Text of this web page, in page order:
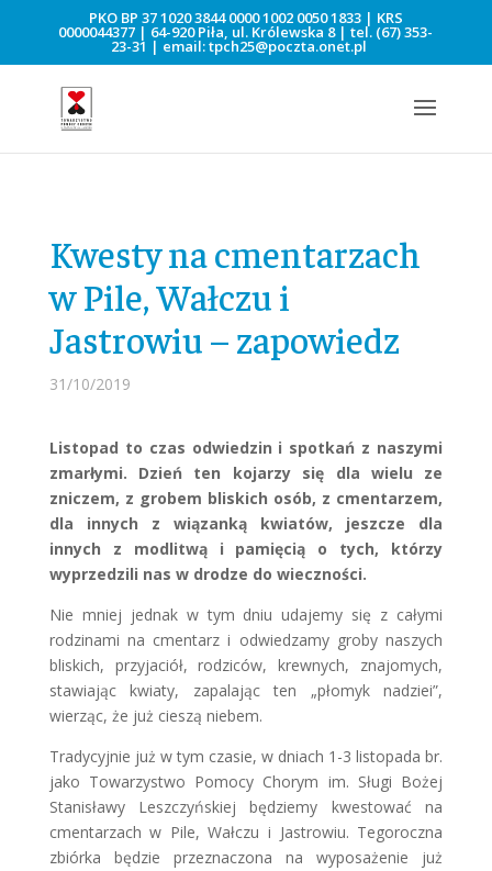
PKO BP 37 1020 3844 0000 1002 0050 1833 | KRS
0000044377 | 64-920 Piła, ul. Królewska 8 | tel. (67) 353-
23-31 | email:tpch25@poczta.onet.pl
Kwesty na cmentarzach
w Pile, Wałczu i
Jastrowiu – zapowiedz
31/10/2019
Listopad to czas odwiedzin i spotkań z naszymi
zmarłymi. Dzień ten kojarzy się dla wielu ze
zniczem, z grobem bliskich osób, z cmentarzem,
dla innych z wiązanką kwiatów, jeszcze dla
innych z modlitwą i pamięcią o tych, którzy
wyprzedzili nas w drodze do wieczności.
Nie mniej jednak w tym dniu udajemy się z całymi
rodzinami na cmentarz i odwiedzamy groby naszych
bliskich, przyjaciół, rodziców, krewnych, znajomych,
stawiając kwiaty, zapalając ten „płomyk nadziei”,
wierząc, że już cieszą niebem.
Tradycyjnie już w tym czasie, w dniach 1-3 listopada br.
jako Towarzystwo Pomocy Chorym im. Sługi Bożej
Stanisławy Leszczyńskiej będziemy kwestować na
cmentarzach w Pile, Wałczu i Jastrowiu. Tegoroczna
zbiórka będzie przeznaczona na wyposażenie już